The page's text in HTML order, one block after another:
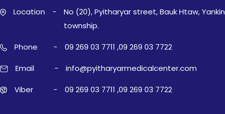
Location -
No (20), Pyitharyar street, Bauk Htaw, Yankin
township.
Phone - 09 269 03 7711 ,09 269 03 7722
Email - info@pyitharyarmedicalcenter.com
Viber - 09 269 03 7711 ,09 269 03 7722